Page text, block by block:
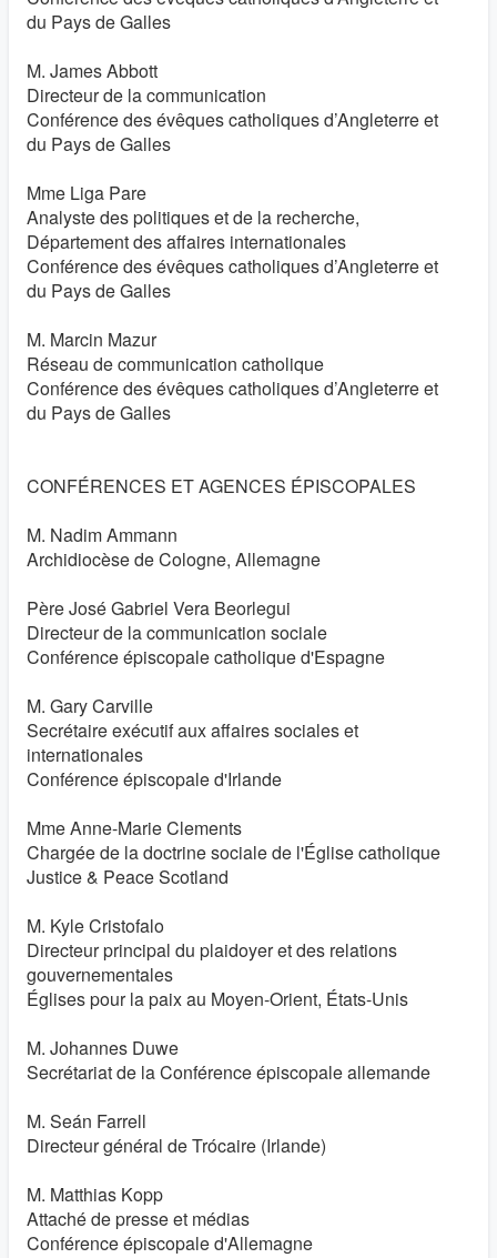
du Pays de Galles
M. James Abbott
Directeur de la communication
Conférence des évêques catholiques d’Angleterre et
du Pays de Galles
Mme Liga Pare
Analyste des politiques et de la recherche,
Département des affaires internationales
Conférence des évêques catholiques d’Angleterre et
du Pays de Galles
M. Marcin Mazur
Réseau de communication catholique
Conférence des évêques catholiques d’Angleterre et
du Pays de Galles
CONFÉRENCES ET AGENCES ÉPISCOPALES
M. Nadim Ammann
Archidiocèse de Cologne, Allemagne
Père José Gabriel Vera Beorlegui
Directeur de la communication sociale
Conférence épiscopale catholique d'Espagne
M. Gary Carville
Secrétaire exécutif aux affaires sociales et
internationales
Conférence épiscopale d'Irlande
Mme Anne-Marie Clements
Chargée de la doctrine sociale de l'Église catholique
Justice & Peace Scotland
M. Kyle Cristofalo
Directeur principal du plaidoyer et des relations
gouvernementales
Églises pour la paix au Moyen-Orient, États-Unis
M. Johannes Duwe
Secrétariat de la Conférence épiscopale allemande
M. Seán Farrell
Directeur général de Trócaire (Irlande)
M. Matthias Kopp
Attaché de presse et médias
Conférence épiscopale d'Allemagne